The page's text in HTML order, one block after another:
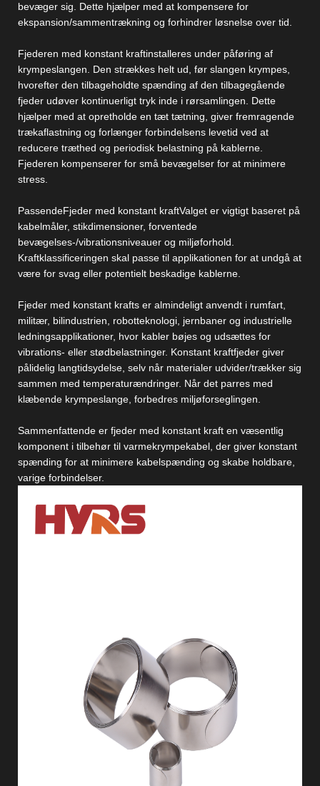
bevæger sig. Dette hjælper med at kompensere for
ekspansion/sammentrækning og forhindrer løsnelse over tid.
Fjederen med konstant kraftinstalleres under påføring af
krympeslangen. Den strækkes helt ud, før slangen krympes,
hvorefter den tilbageholdte spænding af den tilbagegående
fjeder udøver kontinuerligt tryk inde i rørsamlingen. Dette
hjælper med at opretholde en tæt tætning, giver fremragende
trækaflastning og forlænger forbindelsens levetid ved at
reducere træthed og periodisk belastning på kablerne.
Fjederen kompenserer for små bevægelser for at minimere
stress.
PassendeFjeder med konstant kraftValget er vigtigt baseret på
kabelmåler, stikdimensioner, forventede
bevægelses-/vibrationsniveauer og miljøforhold.
Kraftklassificeringen skal passe til applikationen for at undgå at
være for svag eller potentielt beskadige kablerne.
Fjeder med konstant krafts er almindeligt anvendt i rumfart,
militær, bilindustrien, robotteknologi, jernbaner og industrielle
ledningsapplikationer, hvor kabler bøjes og udsættes for
vibrations- eller stødbelastninger. Konstant kraftfjeder giver
pålidelig langtidsydelse, selv når materialer udvider/trækker sig
sammen med temperaturændringer. Når det parres med
klæbende krympeslange, forbedres miljøforseglingen.
Sammenfattende er fjeder med konstant kraft en væsentlig
komponent i tilbehør til varmekrympekabel, der giver konstant
spænding for at minimere kabelspænding og skabe holdbare,
varige forbindelser.